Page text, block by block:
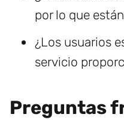
por lo que
¿Los usuarios
servicio
Preguntas